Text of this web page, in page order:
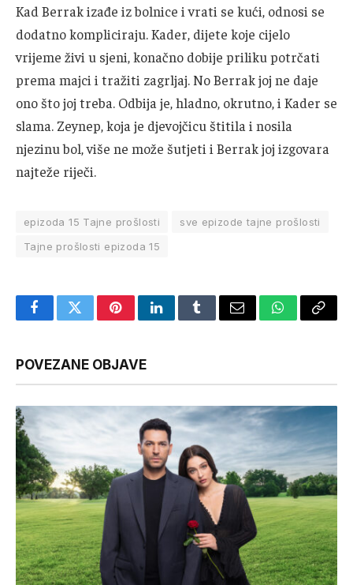
Kad Berrak izađe iz bolnice i vrati se kući, odnosi se
dodatno kompliciraju. Kader, dijete koje cijelo
vrijeme živi u sjeni, konačno dobije priliku potrčati
prema majci i tražiti zagrljaj. No Berrak joj ne daje
ono što joj treba. Odbija je, hladno, okrutno, i Kader se
slama. Zeynep, koja je djevojčicu štitila i nosila
njezinu bol, više ne može šutjeti i Berrak joj izgovara
najteže riječi.
epizoda 15 Tajne prošlosti
sve epizode tajne prošlosti
Tajne prošlosti epizoda 15
FacebookTwitterPinterestLinkedInTumblrEmail WhatsApp
Copy
POVEZANE OBJAVE